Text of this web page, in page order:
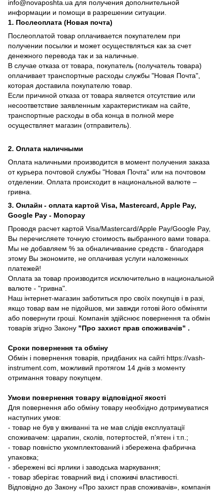
info@novaposhta.ua для получения дополнительной
информации и помощи в разрешении ситуации.
1. Послеоплата (Новая почта)
Послеоплатой товар оплачивается покупателем при
получении посылки и может осуществляться как за счет
денежного перевода так и за наличные.
В случае отказа от товара, покупатель (получатель товара)
оплачивает транспортные расходы службы "Новая Почта",
которая доставила покупателю товар.
Если причиной отказа от товара является отсутствие или
несоответствие заявленным характеристикам на сайте,
транспортные расходы в оба конца в полной мере
осуществляет магазин (отправитель).
2. Оплата наличными
Оплата наличными производится в момент получения заказа
от курьера почтовой службы "Новая Почта" или на почтовом
отделении. Оплата происходит в национальной валюте –
гривна.
3. Онлайн - оплата картой Visa, Mastercard, Apple Pay,
Google Pay - Monopay
Проводя расчет картой Visa/Mastercard/Apple Pay/Google Pay,
Вы перечисляете точную стоимость выбранного вами товара.
Мы не добавляем % за обналичивание средств - благодаря
этому Вы экономите, не оплачивая услуги наложенных
платежей!
Оплата за товар производится исключительно в национальной
валюте - "гривна".
Наш інтернет-магазин заботиться про своїх покупців і в разі,
якщо товар вам не підойшов, ми завжди готові його обміняти
або повернути гроші. Компанія здійснює повернення та обмін
товарів згідно Закону "Про захист прав споживачів" .
Сроки повернення та обміну
Обмін і повернення товарів, придбаних на сайті https://vash-
instrument.com, можливий протягом 14 днів з моменту
отримання товару покупцем.
Умови повернення товару відповідної якості
Для повернення або обміну товару необхідно дотримуватися
наступних умов:
- товар не був у вживанні та не мав слідів експлуатації
споживачем: царапин, сколів, потертостей, п'ятен і т.п.;
- товар повністю укомплектований і збережена фабрична
упаковка;
- збережені всі ярлики і заводська маркування;
- товар зберігає товарний вид і споживчі властивості.
Відповідно до Закону «Про захист прав споживачів», компанія